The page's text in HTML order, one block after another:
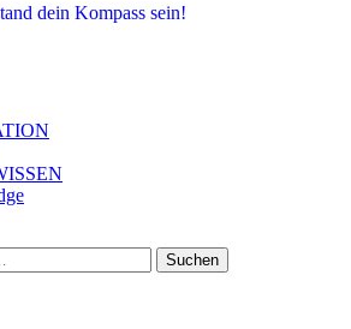
dein Kompass sein!